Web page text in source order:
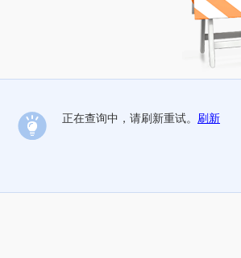
正在查询中，请刷新重试。 刷新